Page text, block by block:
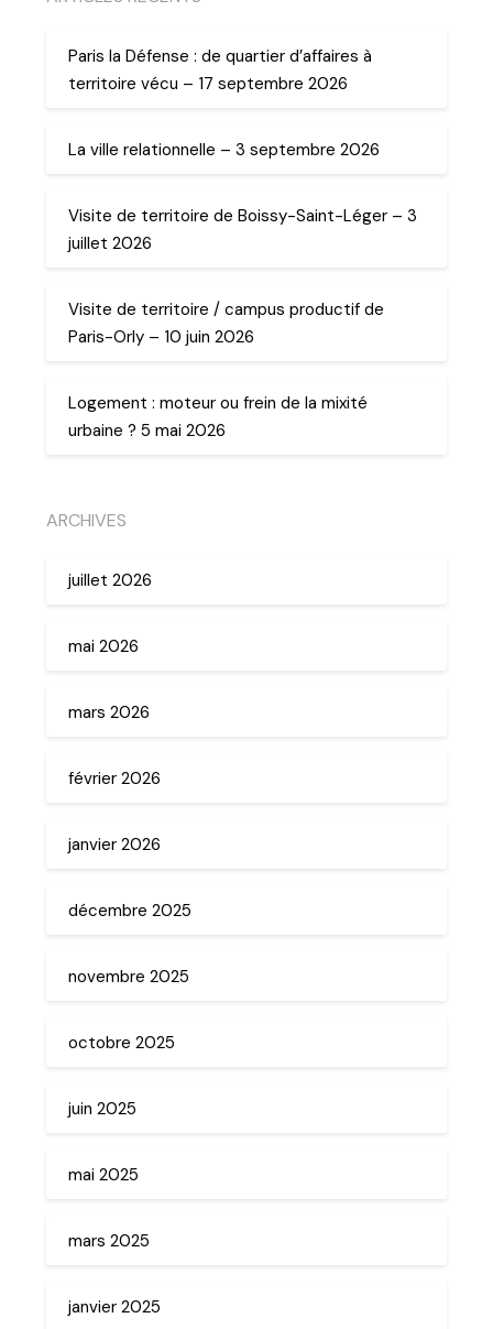
Paris la Défense : de quartier d’affaires à
territoire vécu – 17 septembre 2026
La ville relationnelle – 3 septembre 2026
Visite de territoire de Boissy-Saint-Léger – 3
juillet 2026
Visite de territoire / campus productif de
Paris-Orly – 10 juin 2026
Logement : moteur ou frein de la mixité
urbaine ? 5 mai 2026
ARCHIVES
juillet 2026
mai 2026
mars 2026
février 2026
janvier 2026
décembre 2025
novembre 2025
octobre 2025
juin 2025
mai 2025
mars 2025
janvier 2025